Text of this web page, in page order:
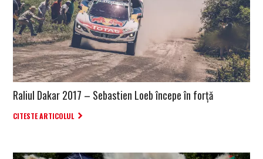
Raliul Dakar 2017 – Sebastien Loeb începe în forță
CITESTE ARTICOLUL